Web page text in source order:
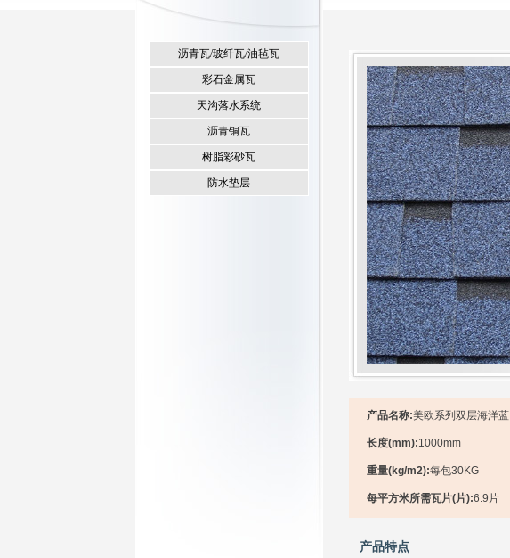
沥青瓦/玻纤瓦/油毡瓦
彩石金属瓦
天沟落水系统
沥青铜瓦
树脂彩砂瓦
防水垫层
产品名称:美欧系列双层海洋蓝
长度(mm):1000mm
重量(kg/m2):每包30KG
每平方米所需瓦片(片):6.9片
产品特点